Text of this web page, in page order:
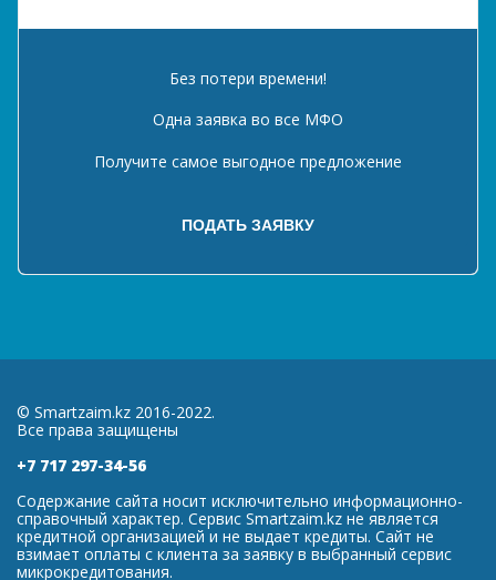
Без потери времени!
Одна заявка во все МФО
Получите самое выгодное предложение
© Smartzaim.kz 2016-2022.
Все права защищены
+7 717 297-34-56
Содержание сайта носит исключительно информационно-
справочный характер. Сервис Smartzaim.kz не является
кредитной организацией и не выдает кредиты. Сайт не
взимает оплаты с клиента за заявку в выбранный сервис
микрокредитования.